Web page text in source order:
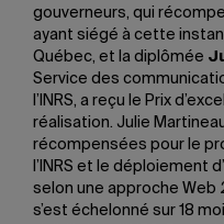
gouverneurs, qui
ayant siégé à cette
Québec, et la diplômée
Service des
l’INRS, a reçu le Prix
réalisation. Julie
récompensées pour le
l’INRS et le déploiement
selon une approche Web
s’est échelonné sur 18